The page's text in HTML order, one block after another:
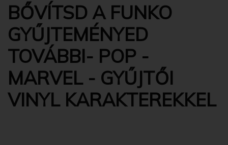
BŐVÍTSD A FUNKO
GYŰJTEMÉNYED
TOVÁBBI- POP -
MARVEL - GYŰJTŐI
VINYL KARAKTEREKKEL